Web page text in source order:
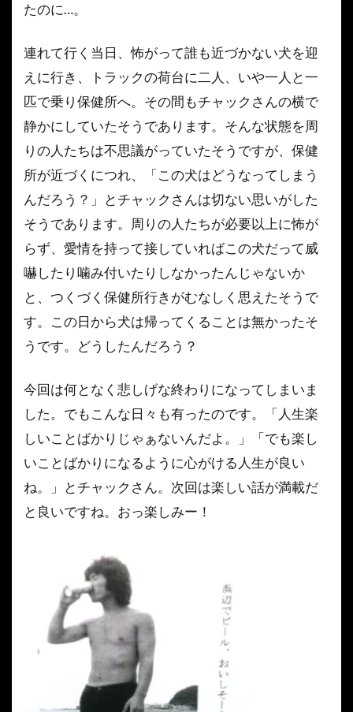
たのに…。
連れて行く当日、怖がって誰も近づかない犬を迎
えに行き、トラックの荷台に二人、いや一人と一
匹で乗り保健所へ。その間もチャックさんの横で
静かにしていたそうであります。そんな状態を周
りの人たちは不思議がっていたそうですが、保健
所が近づくにつれ、「この犬はどうなってしまう
んだろう？」とチャックさんは切ない思いがした
そうであります。周りの人たちが必要以上に怖が
らず、愛情を持って接していればこの犬だって威
嚇したり噛み付いたりしなかったんじゃないか
と、つくづく保健所行きがむなしく思えたそうで
す。この日から犬は帰ってくることは無かったそ
うです。どうしたんだろう？
今回は何となく悲しげな終わりになってしまいま
した。でもこんな日々も有ったのです。「人生楽
しいことばかりじゃぁないんだよ。」「でも楽し
いことばかりになるように心がける人生が良い
ね。」とチャックさん。次回は楽しい話が満載だ
と良いですね。おっ楽しみー！